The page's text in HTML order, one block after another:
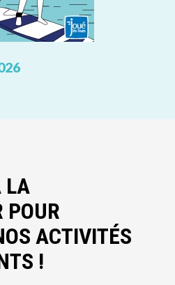
LA
POUR
ACTIVITÉS
!